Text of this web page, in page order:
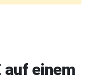
auf einem